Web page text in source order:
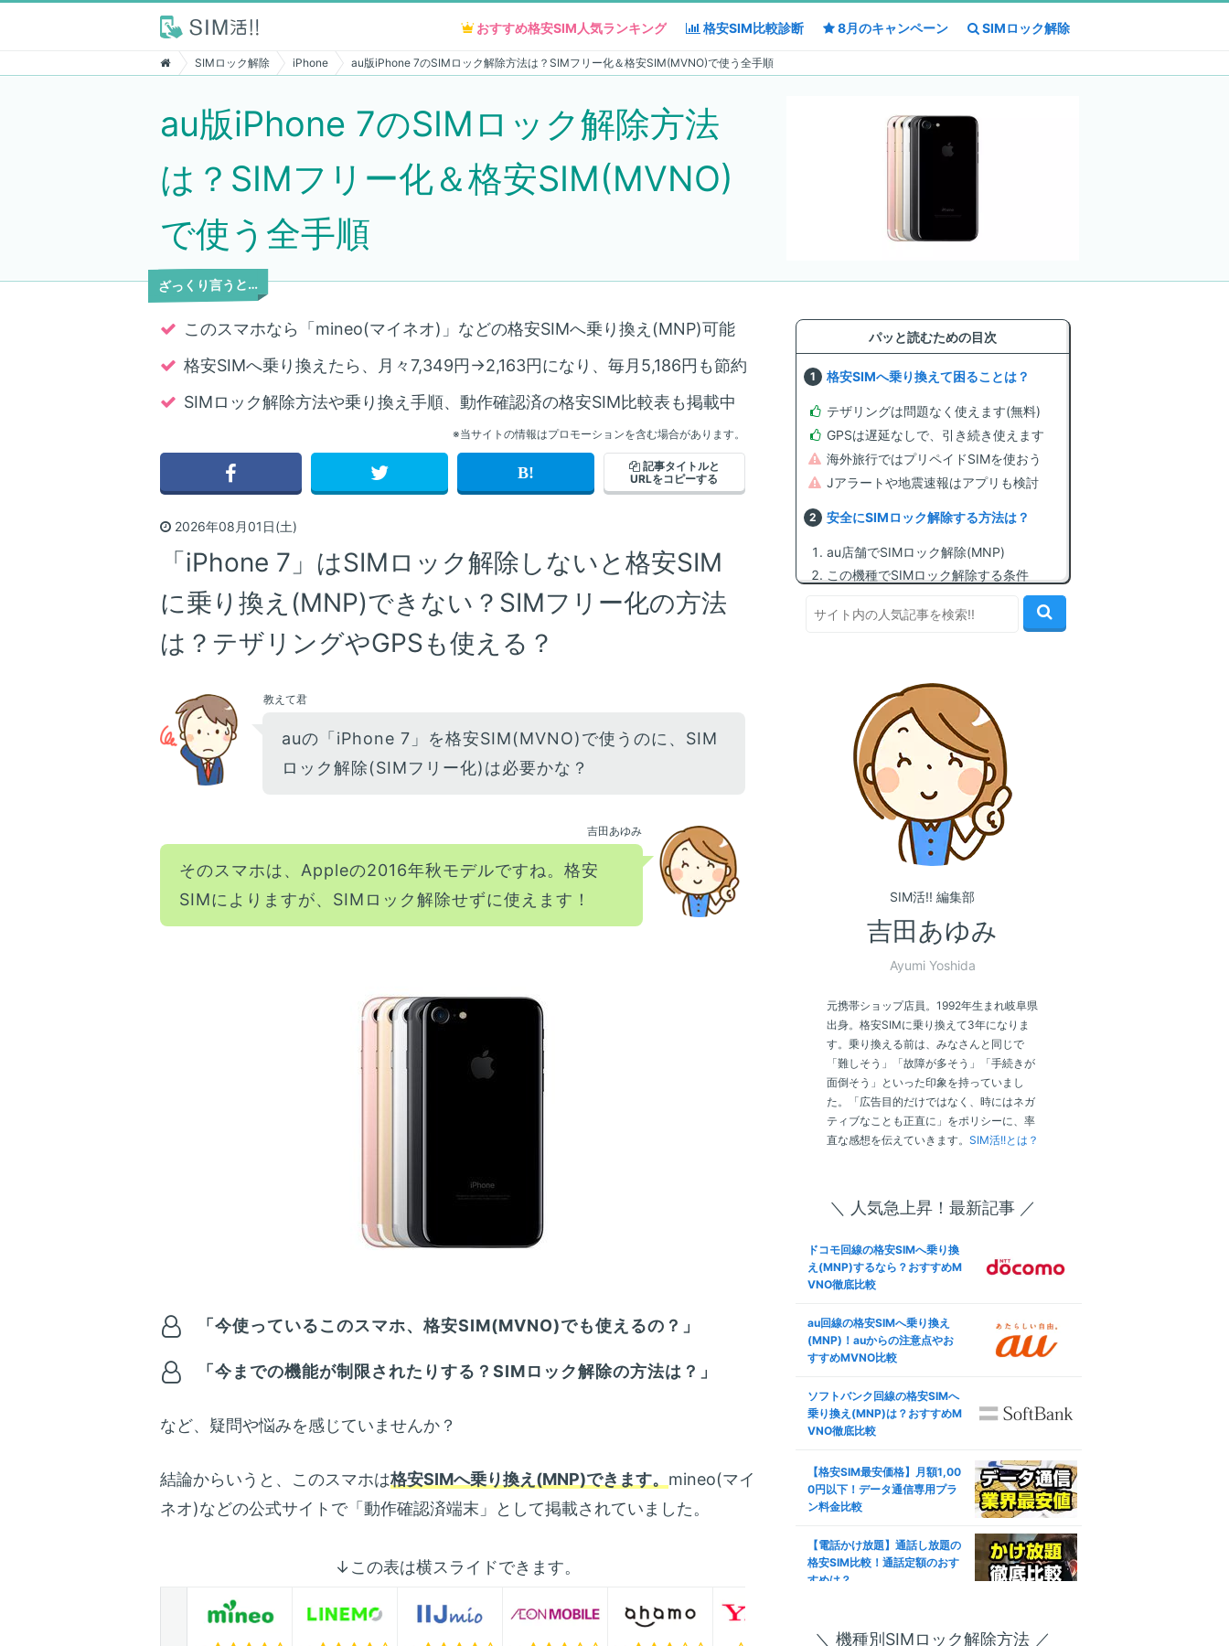
おすすめ格安SIM人気ランキング 格安SIM比較診断 8月のキャンペーン SIMロック解除
SIMロック解除 iPhone au版iPhone 7のSIMロック解除方法は？SIMフリー化＆格安SIM(MVNO)で使う全手順
au版iPhone 7のSIMロック解除方法
は？SIMフリー化＆格安SIM(MVNO)
で使う全手順
ざっくり言うと…
このスマホなら「mineo(マイネオ)」などの格安SIMへ乗り換え(MNP)可能
格安SIMへ乗り換えたら、月々7,349円→2,163円になり、毎月5,186円も節約
SIMロック解除方法や乗り換え手順、動作確認済の格安SIM比較表も掲載中
※当サイトの情報はプロモーションを含む場合があります。
記事タイトルと
URLをコピーする
2026年08月01日(土)
「iPhone 7」はSIMロック解除しないと格安SIM
に乗り換え(MNP)できない？SIMフリー化の方法
は？テザリングやGPSも使える？
教えて君
auの「iPhone 7」を格安SIM(MVNO)で使うのに、SIM
ロック解除(SIMフリー化)は必要かな？
吉田あゆみ
そのスマホは、Appleの2016年秋モデルですね。格安
SIMによりますが、SIMロック解除せずに使えます！
「今使っているこのスマホ、格安SIM(MVNO)でも使えるの？」
「今までの機能が制限されたりする？SIMロック解除の方法は？」
など、疑問や悩みを感じていませんか？
結論からいうと、このスマホは格安SIMへ乗り換え(MNP)できます。 mineo(マイ
ネオ)などの公式サイトで「動作確認済端末」として掲載されていました。
↓この表は横スライドできます。
パッと読むための目次
格安SIMへ乗り換えて困ることは？
テザリングは問題なく使えます(無料)
GPSは遅延なしで、引き続き使えます
海外旅行ではプリペイドSIMを使おう
Jアラートや地震速報はアプリも検討
安全にSIMロック解除する方法は？
au店舗でSIMロック解除(MNP)
この機種でSIMロック解除する条件
自分でSIMロック解除する方法(無料)
格安SIMに契約してSIMカードを入手
1位: mineo(マイネオ) [顧客満足度1位]
2位: LINEMO(ラインモ) [LINE無制限]
3位: IIJmio(みおふぉん) [最安値水準]
4位: イオンモバイル [60歳以上割引]
SIM活!! 編集部
吉田あゆみ
Ayumi Yoshida
元携帯ショップ店員。1992年生まれ岐阜県
出身。格安SIMに乗り換えて3年になりま
す。乗り換える前は、みなさんと同じで
「難しそう」「故障が多そう」「手続きが
面倒そう」といった印象を持っていまし
た。「広告目的だけではなく、時にはネガ
ティブなことも正直に」をポリシーに、率
直な感想を伝えていきます。 SIM活!!とは？
＼ 人気急上昇！最新記事 ／
ドコモ回線の格安SIMへ乗り換
え(MNP)するなら？おすすめM
VNO徹底比較
au回線の格安SIMへ乗り換え
(MNP)！auからの注意点やお
すすめMVNO比較
ソフトバンク回線の格安SIMへ
乗り換え(MNP)は？おすすめM
VNO徹底比較
【格安SIM最安価格】月額1,00
0円以下！データ通信専用プラ
ン料金比較
【電話かけ放題】通話し放題の
格安SIM比較！通話定額のおす
すめは？
安SIM徹底比較！失敗しない選
＼ 機種別SIMロック解除方法 ／
おすすめ格安SIM人気ランキング 格安SIM比較診断 8月のキャンペーン SIMロック解除